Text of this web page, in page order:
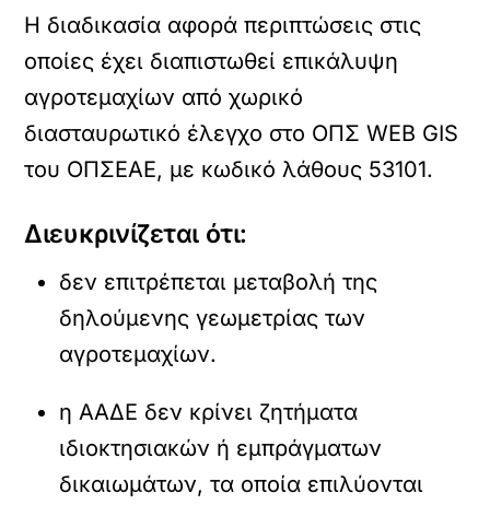
Η διαδικασία αφορά περιπτώσεις στις
οποίες έχει διαπιστωθεί επικάλυψη
αγροτεμαχίων από χωρικό
διασταυρωτικό έλεγχο στο ΟΠΣ WEB GIS
του ΟΠΣΕΑΕ, με κωδικό λάθους 53101.
Διευκρινίζεται ότι:
δεν επιτρέπεται μεταβολή της
δηλούμενης γεωμετρίας των
αγροτεμαχίων.
η ΑΑΔΕ δεν κρίνει ζητήματα
ιδιοκτησιακών ή εμπράγματων
δικαιωμάτων, τα οποία επιλύονται